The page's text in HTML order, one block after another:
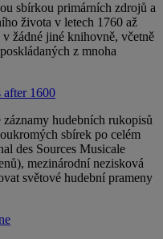
sbírkou primárních zdrojů a
života v letech 1760 až
žádné jiné knihovně, včetně
z mnoha
1600
hudebních rukopisů
sbírek po celém
des Sources Musicale
mezinárodní nezisková
světové hudební prameny